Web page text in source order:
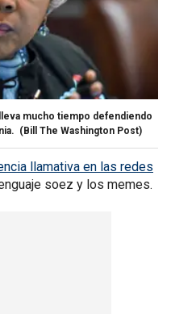
mucho tiempo defendiendo
(Bill The Washington Post)
llamativa en las redes
soez y los memes.